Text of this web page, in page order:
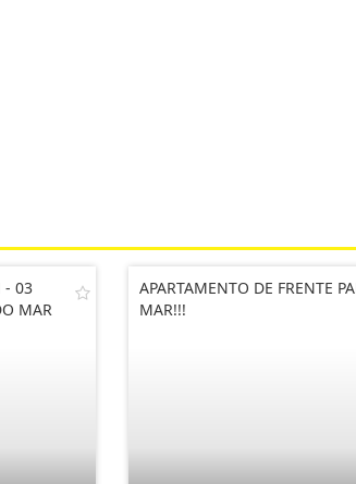
- 03
MAR
APARTAMENTO DE FRENTE
MAR!!!